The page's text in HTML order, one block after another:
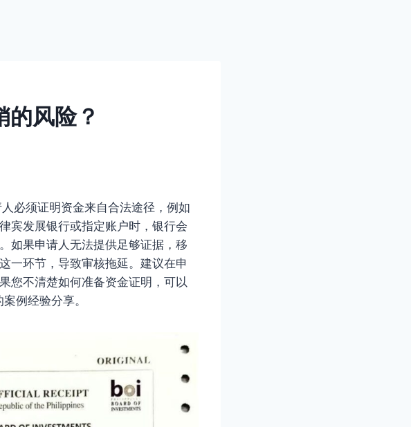
风险？
必须证明资金来自合法途径，例如
宾发展银行或指定账户时，银行会
如果申请人无法提供足够证据，移
一环节，导致审核拖延。建议在申
您不清楚如何准备资金证明，可以
例经验分享。